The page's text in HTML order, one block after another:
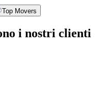
Top Movers
i nostri clienti